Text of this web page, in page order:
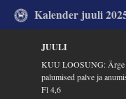
Kalender juuli
JUULI
KUU LOOSUNG: Ärge
palumised palve ja
Fl 4,6